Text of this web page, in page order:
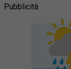
Pubblicità